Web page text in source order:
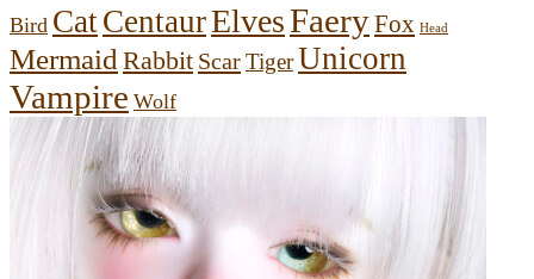
Bird CatCentaurElvesFaeryFox Head
Mermaid Rabbit ScarTigerUnicorn
Vampire Wolf